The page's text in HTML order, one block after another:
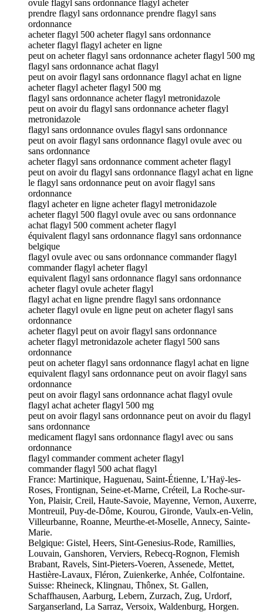
ovule flagyl sans ordonnance flagyl acheter
prendre flagyl sans ordonnance prendre flagyl sans
ordonnance
acheter flagyl 500 acheter flagyl sans ordonnance
acheter flagyl flagyl acheter en ligne
peut on acheter flagyl sans ordonnance acheter flagyl 500 mg
flagyl sans ordonnance achat flagyl
peut on avoir flagyl sans ordonnance flagyl achat en ligne
acheter flagyl acheter flagyl 500 mg
flagyl sans ordonnance acheter flagyl metronidazole
peut on avoir du flagyl sans ordonnance acheter flagyl
metronidazole
flagyl sans ordonnance ovules flagyl sans ordonnance
peut on avoir flagyl sans ordonnance flagyl ovule avec ou
sans ordonnance
acheter flagyl sans ordonnance comment acheter flagyl
peut on avoir du flagyl sans ordonnance flagyl achat en ligne
le flagyl sans ordonnance peut on avoir flagyl sans
ordonnance
flagyl acheter en ligne acheter flagyl metronidazole
acheter flagyl 500 flagyl ovule avec ou sans ordonnance
achat flagyl 500 comment acheter flagyl
équivalent flagyl sans ordonnance flagyl sans ordonnance
belgique
flagyl ovule avec ou sans ordonnance commander flagyl
commander flagyl acheter flagyl
equivalent flagyl sans ordonnance flagyl sans ordonnance
acheter flagyl ovule acheter flagyl
flagyl achat en ligne prendre flagyl sans ordonnance
acheter flagyl ovule en ligne peut on acheter flagyl sans
ordonnance
acheter flagyl peut on avoir flagyl sans ordonnance
acheter flagyl metronidazole acheter flagyl 500 sans
ordonnance
peut on acheter flagyl sans ordonnance flagyl achat en ligne
equivalent flagyl sans ordonnance peut on avoir flagyl sans
ordonnance
peut on avoir flagyl sans ordonnance achat flagyl ovule
flagyl achat acheter flagyl 500 mg
peut on avoir flagyl sans ordonnance peut on avoir du flagyl
sans ordonnance
medicament flagyl sans ordonnance flagyl avec ou sans
ordonnance
flagyl commander comment acheter flagyl
commander flagyl 500 achat flagyl
France: Martinique, Haguenau, Saint-Étienne, L’Haÿ-les-
Roses, Frontignan, Seine-et-Marne, Créteil, La Roche-sur-
Yon, Plaisir, Creil, Haute-Savoie, Mayenne, Vernon, Auxerre,
Montreuil, Puy-de-Dôme, Kourou, Gironde, Vaulx-en-Velin,
Villeurbanne, Roanne, Meurthe-et-Moselle, Annecy, Sainte-
Marie.
Belgique: Gistel, Heers, Sint-Genesius-Rode, Ramillies,
Louvain, Ganshoren, Verviers, Rebecq-Rognon, Flemish
Brabant, Ravels, Sint-Pieters-Voeren, Assenede, Mettet,
Hastière-Lavaux, Fléron, Zuienkerke, Anhée, Colfontaine.
Suisse: Rheineck, Klingnau, Thônex, St. Gallen,
Schaffhausen, Aarburg, Lebern, Zurzach, Zug, Urdorf,
Sarganserland, La Sarraz, Versoix, Waldenburg, Horgen.